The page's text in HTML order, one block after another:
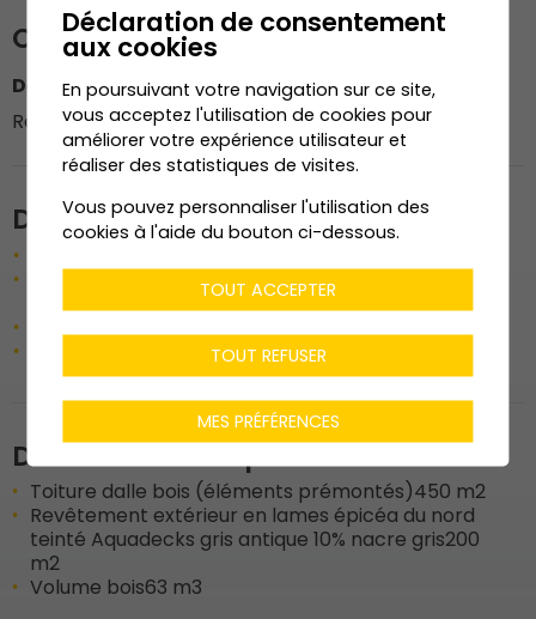
Organisation du chantier
Dénériaz Construction Bois SA
Responsable du chantier : M. Jonathan Bornet
Description de l'ouvrage
Attique : ossature bois, parois, remises et
séparations balcons pour appartements
Support pour revêtement façade métallique
Données techniques
Toiture dalle bois (éléments prémontés)450 m2
Revêtement extérieur en lames épicéa du nord
teinté Aquadecks gris antique 10% nacre gris200
m2
Volume bois63 m3
Déclaration de consentement
aux cookies
En poursuivant votre navigation sur ce site,
vous acceptez l'utilisation de cookies pour
améliorer votre expérience utilisateur et
réaliser des statistiques de visites.
Vous pouvez personnaliser l'utilisation des
cookies à l'aide du bouton ci-dessous.
TOUT ACCEPTER
TOUT REFUSER
MES PRÉFÉRENCES